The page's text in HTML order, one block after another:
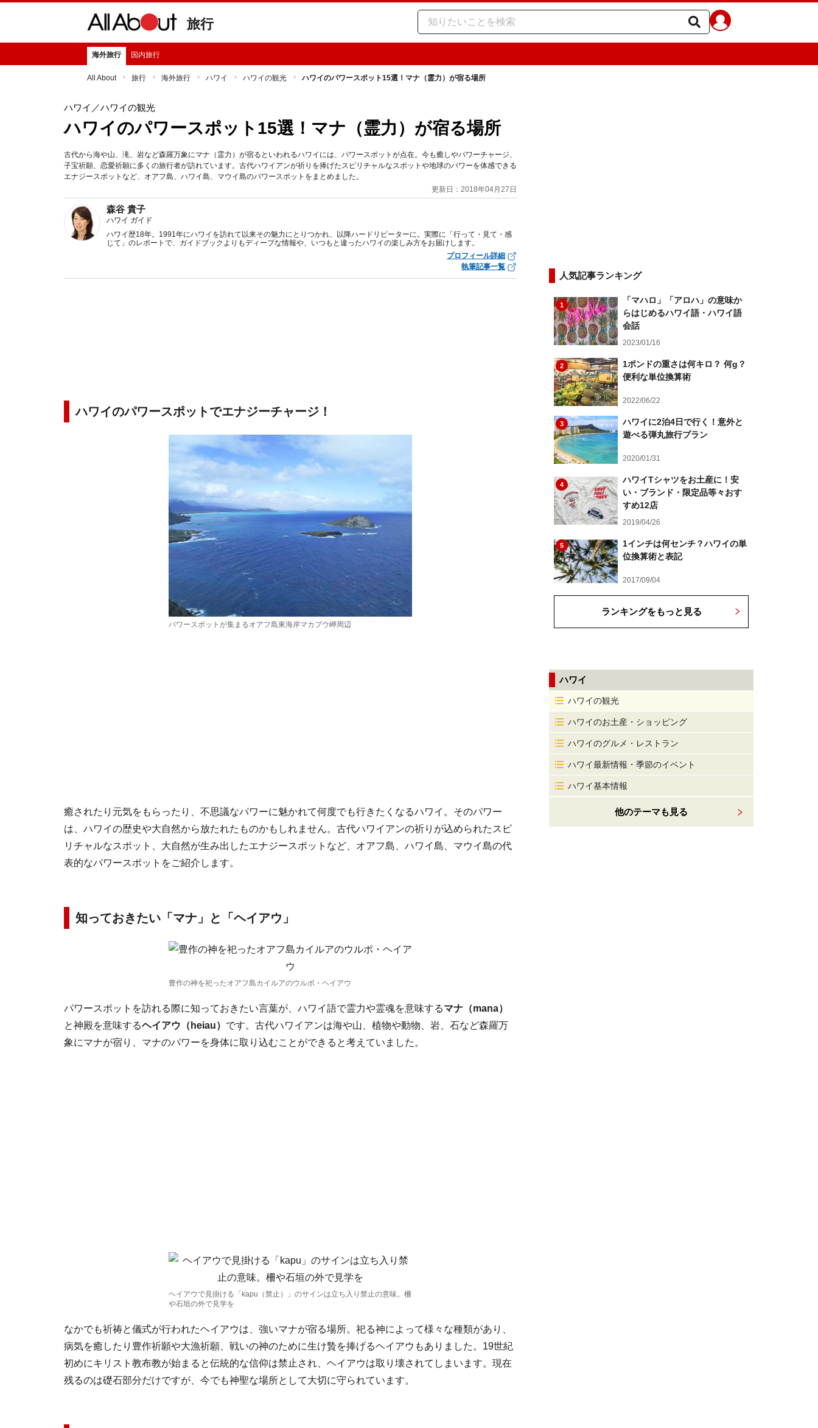
旅行
海外旅行 国内旅行
All About 旅行 海外旅行 ハワイ ハワイの観光 ハワイのパワースポット15選！マナ（霊力）が宿る場所
ハワイ ／ハワイの観光
ハワイのパワースポット15選！マナ（霊力）が宿る場所
古代から海や山、滝、岩など森羅万象にマナ（霊力）が宿るといわれるハワイには、パワースポットが点在。今も癒しやパワーチャージ、
子宝祈願、恋愛祈願に多くの旅行者が訪れています。古代ハワイアンが祈りを捧げたスピリチャルなスポットや地球のパワーを体感できる
エナジースポットなど、オアフ島、ハワイ島、マウイ島のパワースポットをまとめました。
更新日：2018年04月27日
森谷 貴子
ハワイ ガイド
ハワイ歴18年。1991年にハワイを訪れて以来その魅力にとりつかれ、以降ハードリピーターに。実際に「行って・見て・感
じて」のレポートで、ガイドブックよりもディープな情報や、いつもと違ったハワイの楽しみ方をお届けします。
プロフィール詳細
執筆記事一覧
ハワイのパワースポットでエナジーチャージ！
パワースポットが集まるオアフ島東海岸マカプウ岬周辺
癒されたり元気をもらったり、不思議なパワーに魅かれて何度でも行きたくなるハワイ。そのパワー
は、ハワイの歴史や大自然から放たれたものかもしれません。古代ハワイアンの祈りが込められたスピ
リチャルなスポット、大自然が生み出したエナジースポットなど、オアフ島、ハワイ島、マウイ島の代
表的なパワースポットをご紹介します。
知っておきたい「マナ」と「ヘイアウ」
豊作の神を祀ったオアフ島カイルアのウルポ・ヘイアウ
パワースポットを訪れる際に知っておきたい言葉が、ハワイ語で霊力や霊魂を意味するマナ（mana）
と神殿を意味するヘイアウ（heiau） です。古代ハワイアンは海や山、植物や動物、岩、石など森羅万
象にマナが宿り、マナのパワーを身体に取り込むことができると考えていました。
ヘイアウで見掛ける「kapu（禁止）」のサインは立ち入り禁止の意味。柵
や石垣の外で見学を
なかでも祈祷と儀式が行われたヘイアウは、強いマナが宿る場所。祀る神によって様々な種類があり、
病気を癒したり豊作祈願や大漁祈願、戦いの神のために生け贄を捧げるヘイアウもありました。19世紀
初めにキリスト教布教が始まると伝統的な信仰は禁止され、ヘイアウは取り壊されてしまいます。現在
残るのは礎石部分だけですが、今でも神聖な場所として大切に守られています。
人気記事ランキング
1
「マハロ」「アロハ」の意味か
らはじめるハワイ語・ハワイ語
会話
2023/01/16
2
1ポンドの重さは何キロ？ 何g？
便利な単位換算術
2022/06/22
3
ハワイに2泊4日で行く！意外と
遊べる弾丸旅行プラン
2020/01/31
4
ハワイTシャツをお土産に！安
い・ブランド・限定品等々おす
すめ12店
2019/04/26
5
1インチは何センチ？ハワイの単
位換算術と表記
2017/09/04
ランキングをもっと見る
ハワイ
ハワイの観光
ハワイのお土産・ショッピング
ハワイのグルメ・レストラン
ハワイ最新情報・季節のイベント
ハワイ基本情報
他のテーマも見る